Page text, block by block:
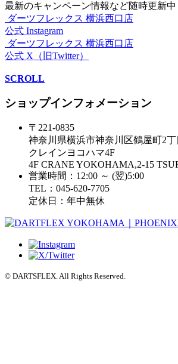
最新のキャンペーン情報など随時更新中
ダーツフレックス 横浜西口店
公式 Instagram
ダーツフレックス 横浜西口店
公式 X（旧Twitter）
SCROLL
ショップインフォメーション
〒221-0835
神奈川県横浜市神奈川区鶴屋町2丁
クレインヨコハマ4F
4F CRANE YOKOHAMA,2-15
営業時間：12:00 ～ (翌)5:00
TEL：045-620-7705
定休日：年中無休
© DARTSFLEX. All Rights Reserved.